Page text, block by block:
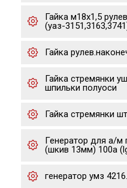
Гайка м18х1,5
(уаз-
Гайка
Гайка стремянки
шпильки полуоси
Гайка стремянки
Генератор для а/м
(шкив 13мм) 100a
генератор умз